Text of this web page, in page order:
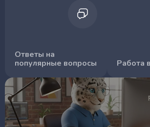
Ответы на
популярные вопросы
Работа